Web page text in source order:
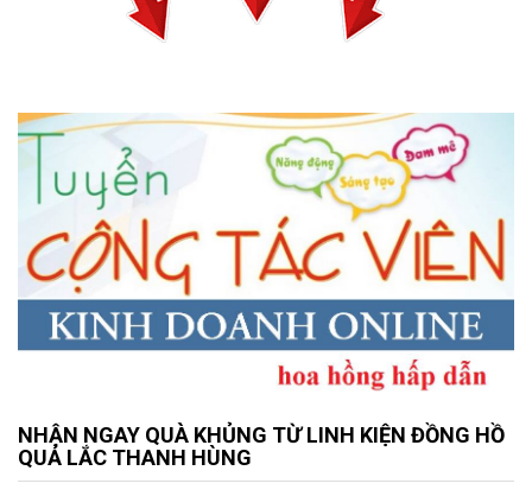
NHẬN NGAY QUÀ KHỦNG TỪ LINH KIỆN ĐỒNG HỒ
QUẢ LẮC THANH HÙNG